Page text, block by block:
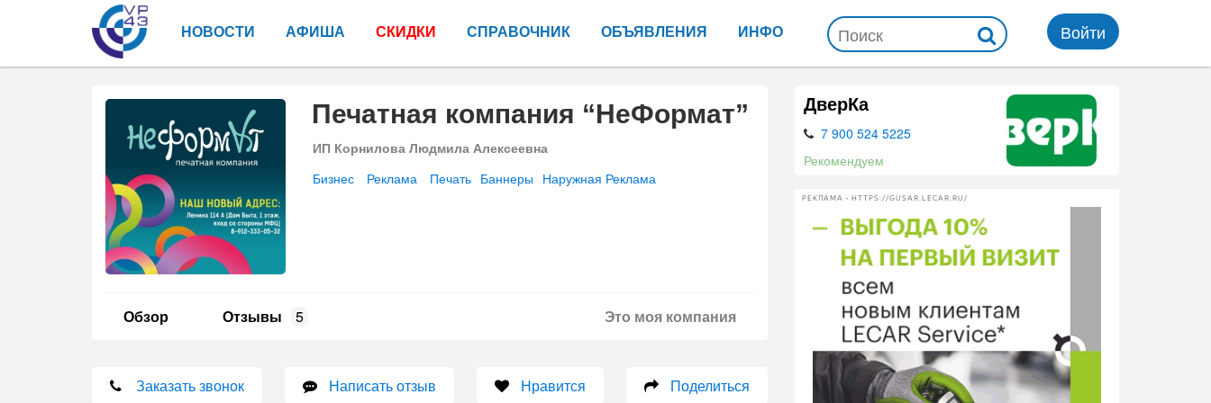
НОВОСТИ АФИША СКИДКИ СПРАВОЧНИК ОБЪЯВЛЕНИЯ ИНФО Войти
Печатная компания “НеФормат”
ИП Корнилова Людмила Алексеевна
Бизнес Реклама Печать Баннеры Наружная Реклама
Это моя компания
Обзор Отзывы 5
Заказать звонок Написать отзыв Нравится Поделиться
ДверКа
7 900 524 5225
Рекомендуем
РЕКЛАМА • HTTPS://GUSAR.LECAR.RU/